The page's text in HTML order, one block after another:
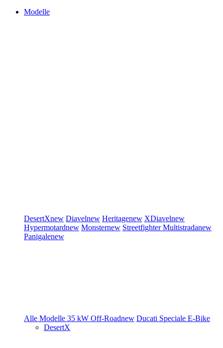
Modelle
DesertXnew Diavelnew Heritagenew XDiavelnew
Hypermotardnew Monsternew StreetfighterMultistradanew
Panigalenew
Alle Modelle 35 kW Off-Roadnew Ducati Speciale E-Bike
DesertX